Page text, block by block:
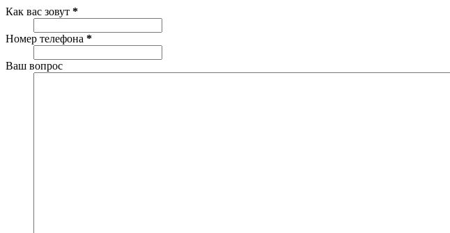
Как вас зовут *
Номер телефона *
Ваш вопрос